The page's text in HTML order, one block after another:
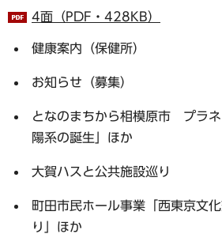
4面（PDF・428KB）
健康案内（保健所）
お知らせ（募集）
となのまちから相模原市 プラ
陽系の誕生」ほか
大賀ハスと公共施設巡り
町田市民ホール事業「西東京文
り」ほか